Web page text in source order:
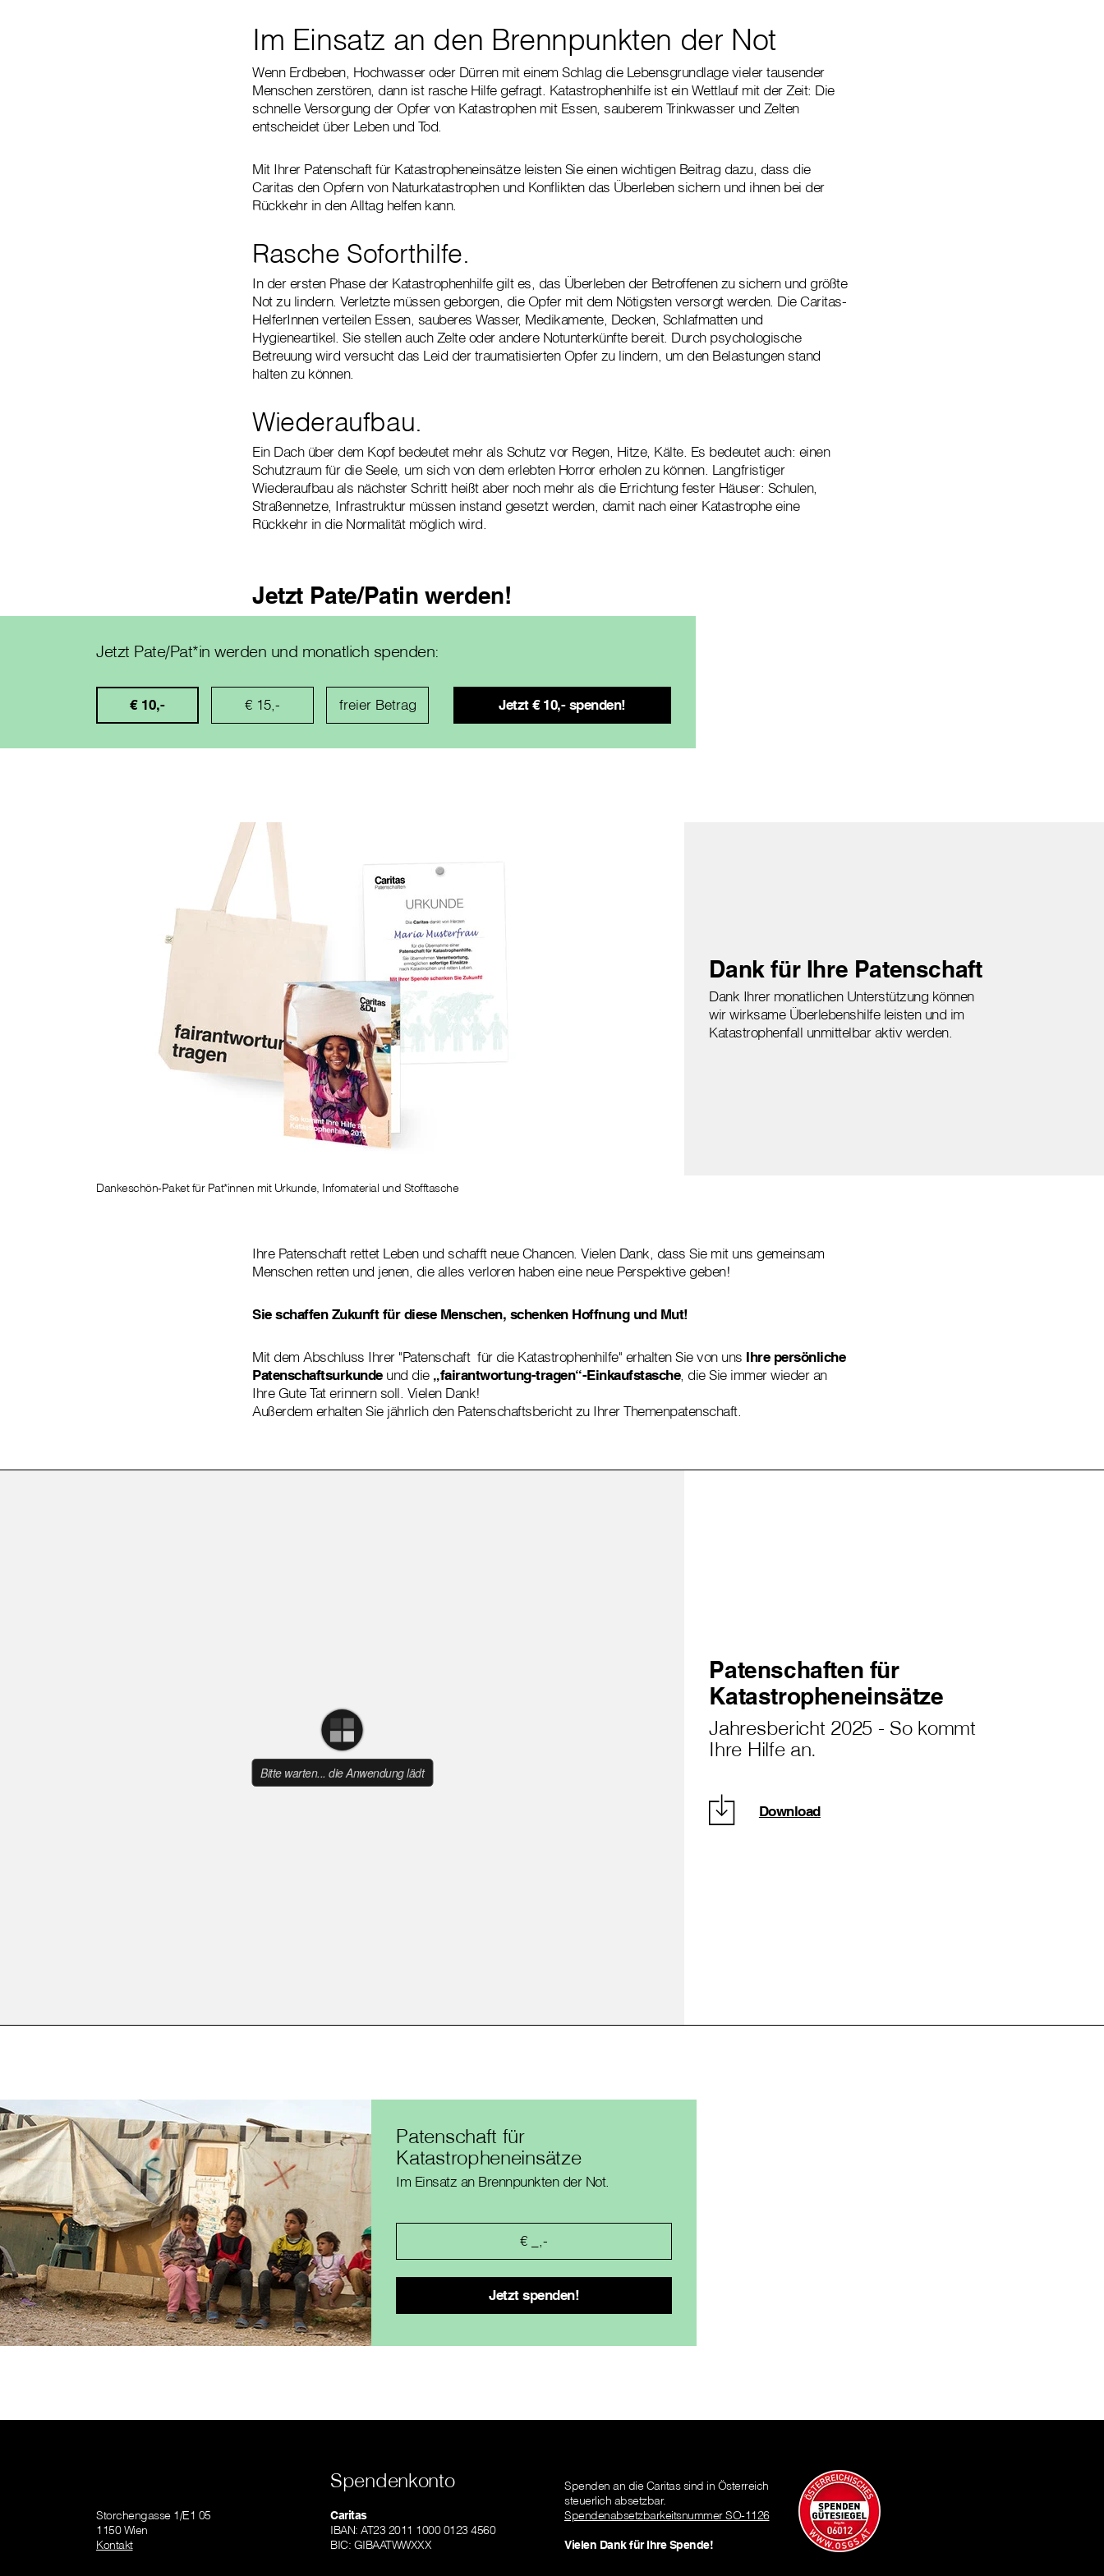
Im Einsatz an den Brennpunkten der Not
Wenn Erdbeben, Hochwasser oder Dürren mit einem Schlag die Lebensgrundlage vieler tausender
Menschen zerstören, dann ist rasche Hilfe gefragt. Katastrophenhilfe ist ein Wettlauf mit der Zeit: Die
schnelle Versorgung der Opfer von Katastrophen mit Essen, sauberem Trinkwasser und Zelten
entscheidet über Leben und Tod.
Mit Ihrer Patenschaft für Katastropheneinsätze leisten Sie einen wichtigen Beitrag dazu, dass die
Caritas den Opfern von Naturkatastrophen und Konflikten das Überleben sichern und ihnen bei der
Rückkehr in den Alltag helfen kann.
Rasche Soforthilfe.
In der ersten Phase der Katastrophenhilfe gilt es, das Überleben der Betroffenen zu sichern und größte
Not zu lindern. Verletzte müssen geborgen, die Opfer mit dem Nötigsten versorgt werden. Die Caritas-
HelferInnen verteilen Essen, sauberes Wasser, Medikamente, Decken, Schlafmatten und
Hygieneartikel. Sie stellen auch Zelte oder andere Notunterkünfte bereit. Durch psychologische
Betreuung wird versucht das Leid der traumatisierten Opfer zu lindern, um den Belastungen stand
halten zu können.
Wiederaufbau.
Ein Dach über dem Kopf bedeutet mehr als Schutz vor Regen, Hitze, Kälte. Es bedeutet auch: einen
Schutzraum für die Seele, um sich von dem erlebten Horror erholen zu können. Langfristiger
Wiederaufbau als nächster Schritt heißt aber noch mehr als die Errichtung fester Häuser: Schulen,
Straßennetze, Infrastruktur müssen instand gesetzt werden, damit nach einer Katastrophe eine
Rückkehr in die Normalität möglich wird.
Jetzt Pate/Patin werden!
Jetzt Pate/Pat*in werden und monatlich spenden:
€ 10,- € 15,-
Dank für Ihre Patenschaft
Dank Ihrer monatlichen Unterstützung können
wir wirksame Überlebenshilfe leisten und im
Katastrophenfall unmittelbar aktiv werden.
Dankeschön-Paket für Pat*innen mit Urkunde, Infomaterial und Stofftasche
Ihre Patenschaft rettet Leben und schafft neue Chancen. Vielen Dank, dass Sie mit uns gemeinsam
Menschen retten und jenen, die alles verloren haben eine neue Perspektive geben!
Sie schaffen Zukunft für diese Menschen, schenken Hoffnung und Mut!
Mit dem Abschluss Ihrer "Patenschaft für die Katastrophenhilfe" erhalten Sie von uns Ihre persönliche
Patenschaftsurkundeund die „fairantwortung-tragen“-Einkaufstasche, die Sie immer wieder an
Ihre Gute Tat erinnern soll. Vielen Dank!
Außerdem erhalten Sie jährlich den Patenschaftsbericht zu Ihrer Themenpatenschaft.
Patenschaften für
Katastropheneinsätze
Jahresbericht 2025 - So kommt
Ihre Hilfe an.
Download
Patenschaft für
Katastropheneinsätze
Im Einsatz an Brennpunkten der Not.
Storchengasse 1/E1 05
1150 Wien
Kontakt
Spendenkonto
Caritas
IBAN: AT23 2011 1000 0123 4560
BIC: GIBAATWWXXX
Spenden an die Caritas sind in Österreich
steuerlich absetzbar.
Spendenabsetzbarkeitsnummer SO-1126
Vielen Dank für Ihre Spende!